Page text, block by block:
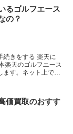
るゴルフエース
の？
続きをする 楽天に
楽天のゴルフエース
す。ネット上で買
価買取のおすす